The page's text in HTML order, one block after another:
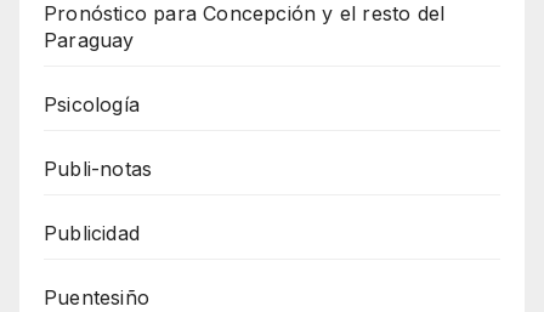
Pronóstico para Concepción y el resto del
Paraguay
Psicología
Publi-notas
Publicidad
Puentesiño